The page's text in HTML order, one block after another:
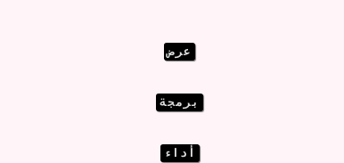
عرض
برمجة
أداء